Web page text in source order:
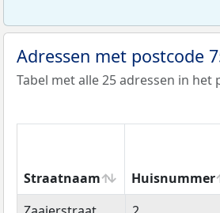
Adressen met postcode
Tabel met alle 25 adressen in het
Straatnaam Huisnummer
Straatnaam
Huisnummer